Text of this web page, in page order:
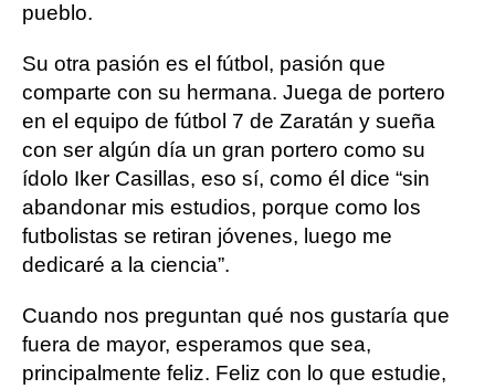
pueblo.
Su otra pasión es el fútbol, pasión que
comparte con su hermana. Juega de portero
en el equipo de fútbol 7 de Zaratán y sueña
con ser algún día un gran portero como su
ídolo Iker Casillas, eso sí, como él dice “sin
abandonar mis estudios, porque como los
futbolistas se retiran jóvenes, luego me
dedicaré a la ciencia”.
Cuando nos preguntan qué nos gustaría que
fuera de mayor, esperamos que sea,
principalmente feliz. Feliz con lo que estudie,